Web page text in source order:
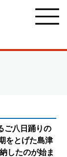
ご八日踊りの
をとげた島津
したのが始ま